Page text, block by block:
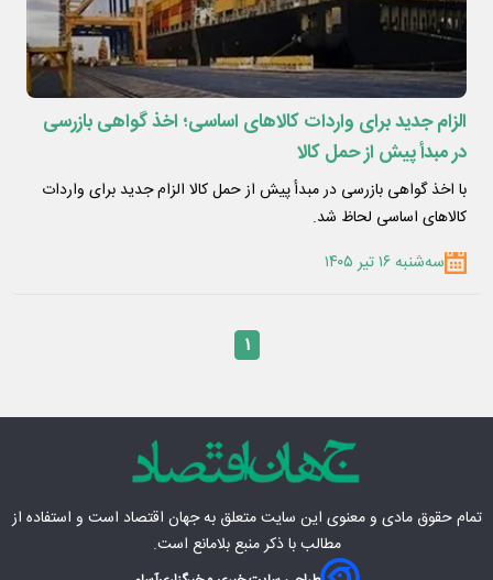
الزام جدید برای واردات کالاهای اساسی؛ اخذ گواهی بازرسی
در مبدأ پیش از حمل کالا
با اخذ گواهی بازرسی در مبدأ پیش از حمل کالا الزام جدید برای واردات
کالاهای اساسی لحاظ شد.
سه‌شنبه ۱۶ تیر ۱۴۰۵
۱
تمام حقوق مادی‌ و معنوی این سایت متعلق بهجهان اقتصاد است و استفاده از
مطالب با ذکر منبع بلامانع است.